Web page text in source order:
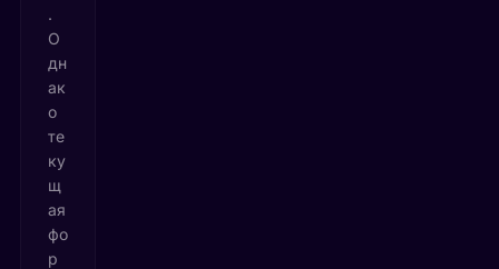
.
О
дн
ак
о
те
ку
щ
ая
фо
р